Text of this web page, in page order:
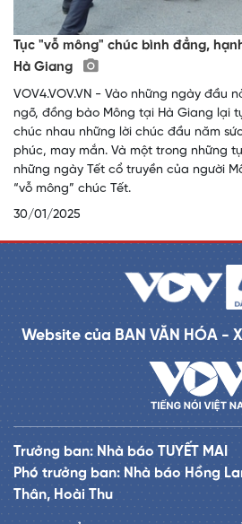
Tục "vỗ mông" chúc bình đẳng,
Hà Giang
VOV4.VOV.VN - Vào những ngày đầu
ngõ, đồng bào Mông tại Hà Giang lại
chúc nhau những lời chúc đầu năm
phúc, may mắn. Và một trong những
những ngày Tết cổ truyền của người
“vỗ mông” chúc Tết.
30/01/2025
Website của BAN VĂN HÓA -
Trưởng ban: Nhà báo TUYẾT MAI
Phó trưởng ban: Nhà báo Hồng
Thân, Hoài Thu